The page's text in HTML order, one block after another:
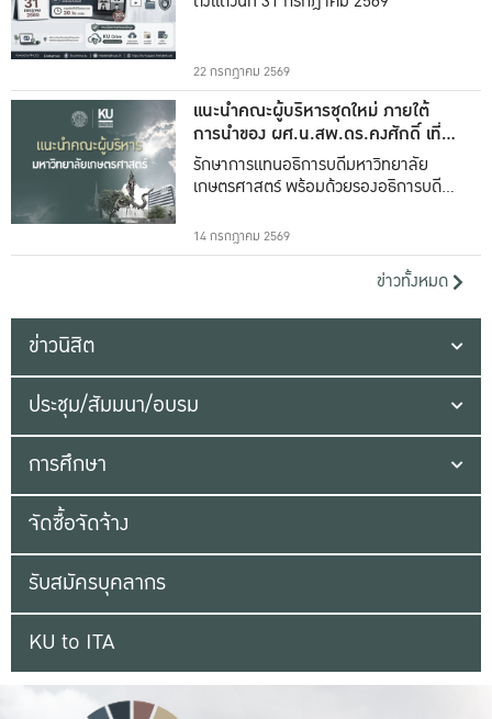
22 กรกฎาคม 2569
แนะนำคณะผู้บริหารชุดใหม่ ภายใต้
การนำของ ผศ.น.สพ.ดร.คงศักดิ์ เที่ยง
ธรรม
รักษาการแทนอธิการบดีมหาวิทยาลัย
เกษตรศาสตร์ พร้อมด้วยรองอธิการบดีทั้ง
14 กรกฎาคม 2569
ข่าวทั้งหมด
ข่าวนิสิต
ประชุม/สัมมนา/อบรม
การศึกษา
จัดซื้อจัดจ้าง
รับสมัครบุคลากร
KU to ITA